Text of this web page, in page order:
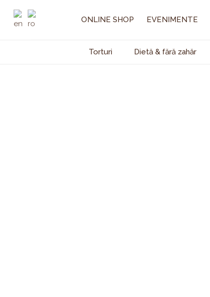
ONLINE SHOP EVENIMENTE
Torturi Dietă & fără zahăr